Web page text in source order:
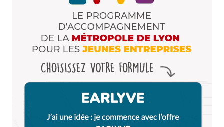
Trop forts !!! Je like
Anthony
1 décembre 2010 à 22 h 21 min
Répondre
Loïc Chollier
2 décembre 2010 à 0 h 27 min